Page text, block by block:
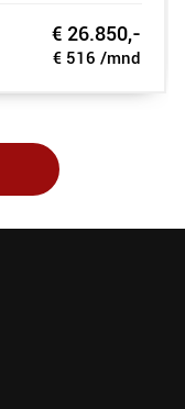
€ 26.850,-
€ 516 /mnd